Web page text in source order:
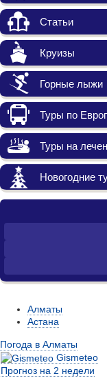
Статьи
Круизы
Горные лыжи
Туры по
Туры на
Новогодние
Алматы
Астана
Погода в Алматы
Gismeteo
Прогноз на 2 недели